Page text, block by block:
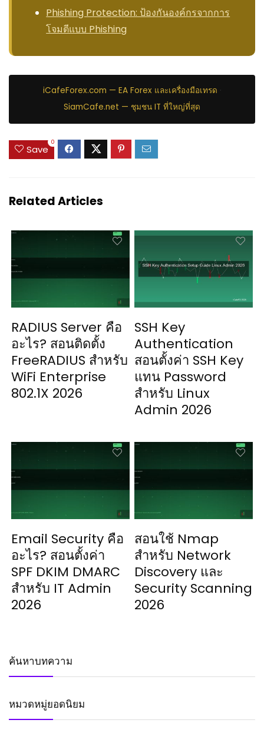
Phishing Protection: ป้องกันองค์กรจากการ
โจมตีแบบ Phishing
iCafeForex.com — EA Forex และเครื่องมือเทรด ·
SiamCafe.net — ชุมชน IT ที่ใหญ่ที่สุด
Save
0
Related Articles
RADIUS Server คือ
อะไร? สอนติดตั้ง
FreeRADIUS สำหรับ
WiFi Enterprise
802.1X 2026
SSH Key
Authentication
สอนตั้งค่า SSH Key
แทน Password
สำหรับ Linux
Admin 2026
Email Security คือ
อะไร? สอนตั้งค่า
SPF DKIM DMARC
สำหรับ IT Admin
2026
สอนใช้ Nmap
สำหรับ Network
Discovery และ
Security Scanning
2026
ค้นหาบทความ
หมวดหมู่ยอดนิยม